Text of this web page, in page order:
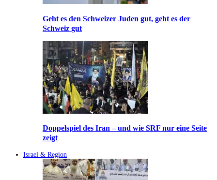
Geht es den Schweizer Juden gut, geht es der
Schweiz gut
Doppelspiel des Iran – und wie SRF nur eine Seite
zeigt
Israel & Region